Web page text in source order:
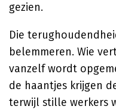
gezien.
Die
belemmeren. Wie
vanzelf wordt
de haantjes krijgen
terwijl stille werkers